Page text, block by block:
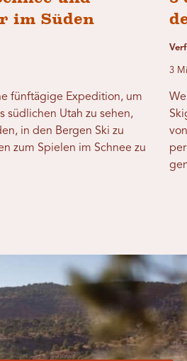
im Süden
fünftägige Expedition, um
südlichen Utah zu sehen,
in den Bergen Ski zu
zum Spielen im Schnee zu
3